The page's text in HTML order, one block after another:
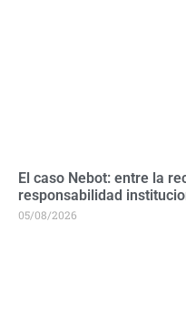
El caso Nebot: entre la
responsabilidad
05/08/2026